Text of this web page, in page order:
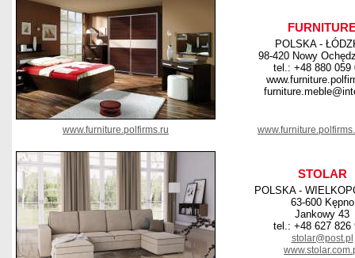
POLSKA -
98-420 Nowy
tel.: +48 880 059
www.furniture.polfirms.ru
STOLAR
POLSKA -
63-600 Kępno
Jankowy 43
tel.: +48 627 826
stolar@post.pl